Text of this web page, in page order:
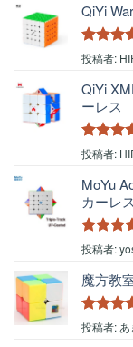
QiYi
5段階中
投稿者:
QiYi
ーレス
5段階中
投稿者:
MoYu
カーレス
5段階中
の評価
投稿者:
魔方教
5段階中
投稿者: あ